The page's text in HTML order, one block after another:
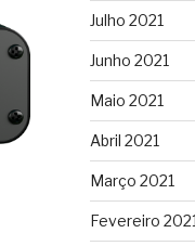
Julho 2021
Junho 2021
Maio 2021
Abril 2021
Março 2021
Fevereiro